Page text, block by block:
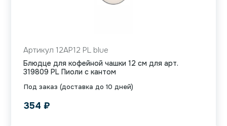
Под заказ (доставка до 10 дней)
Артикул 12AP12 PL blue
Блюдце для кофейной чашки 12 см для арт.
319809 PL Пиоли с кантом
354 ₽